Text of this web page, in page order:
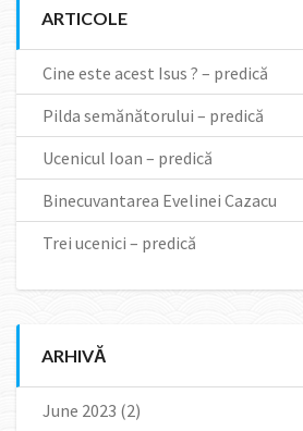
ARTICOLE
Cine este acest Isus ? – predică
Pilda semănătorului – predică
Ucenicul Ioan – predică
Binecuvantarea Evelinei Cazacu
Trei ucenici – predică
ARHIVĂ
June 2023 (2)